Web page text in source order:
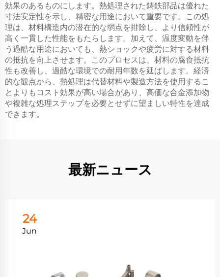
効果のあるものにします。熱処理された鋳鉄部品は優れた
寸法安定性を示し、精密な用途において重要です。この処
理は、材料構造内の潜在的な弱点を排除し、より信頼性が
高く一貫した性能をもたらします。加えて、温度変動を伴
う過酷な用途においても、熱ショックや疲労に対する材料
の抵抗を向上させます。このプロセスは、材料の腐食抵抗
性も改善し、過酷な環境での耐用年数を延ばします。経済
的な観点から、熱処理は代替材料や製造方法を使用するこ
とよりもコスト効果が高い場合があり、高価な合金添加物
や複雑な処理ステップを必要とせずに望ましい特性を達成
できます。
最新ニュース
24
Jun